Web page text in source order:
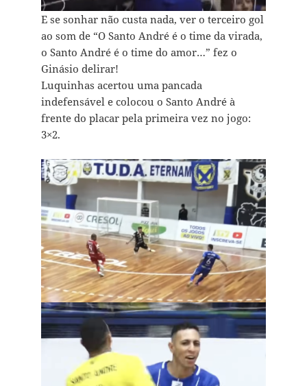
E se sonhar não custa nada, ver o terceiro gol
ao som de “O Santo André é o time da virada,
o Santo André é o time do amor…” fez o
Ginásio delirar!
Luquinhas acertou uma pancada
indefensável e colocou o Santo André à
frente do placar pela primeira vez no jogo:
3×2.